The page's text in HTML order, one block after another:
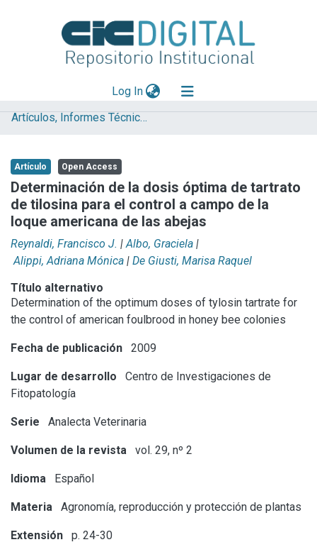
Log In(current)
Explorar
Aportar material
Statistics
Artículos, Informes Técnicos y presentaciones en Congresos
Artículo Open Access
Determinación de la dosis óptima de tartrato
de tilosina para el control a campo de la
loque americana de las abejas
Reynaldi, Francisco J. | Albo, Graciela |
Alippi, Adriana Mónica | De Giusti, Marisa Raquel
Título alternativo
Determination of the optimum doses of tylosin tartrate for
the control of american foulbrood in honey bee colonies
Fecha de publicación 2009
Lugar de desarrollo
Centro de Investigaciones de
Fitopatología
Serie Analecta Veterinaria
Volumen de la revista vol. 29, nº 2
Idioma Español
Materia Agronomía, reproducción y protección de plantas
Extensión p. 24-30